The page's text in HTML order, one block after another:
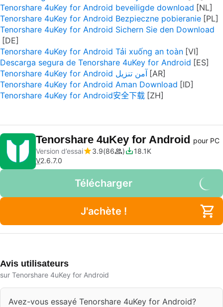
Tenorshare 4uKey for Android beveiligde download
Tenorshare 4uKey for Android Bezpieczne pobieranie
Tenorshare 4uKey for Android Sichern Sie den Download
Tenorshare 4uKey for Android Tải xuống an toàn
Descarga segura de Tenorshare 4uKey for Android
Tenorshare 4uKey for Android آمن تنزيل
Tenorshare 4uKey for Android Aman Download
Tenorshare 4uKey for Android安全下载
Tenorshare 4uKey for Android pour PC
Version d’essai
3.9 86
18.1K
V2.6.7.0
Télécharger
J'achète !
Avis utilisateurs
sur Tenorshare 4uKey for Android
Avez-vous essayé Tenorshare 4uKey for Android?